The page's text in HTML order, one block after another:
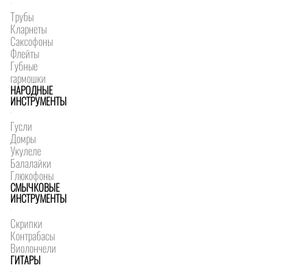
Трубы
Кларнеты
Саксофоны
Флейты
Губные
гармошки
НАРОДНЫЕ
ИНСТРУМЕНТЫ
Гусли
Домры
Укулеле
Балалайки
Глюкофоны
СМЫЧКОВЫЕ
ИНСТРУМЕНТЫ
Скрипки
Контрабасы
Виолончели
ГИТАРЫ